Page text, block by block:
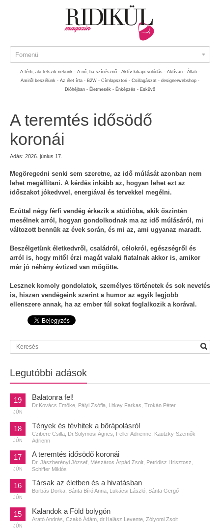
Fomenü
A férfi, aki tetszik nekünk - A nő, ha színésznő - Aktív kikapcsolódás - Aktívan - Állati -
Amiről beszélünk - Az élet írta - B2W - Címlapsztori - Csillagászat - designerwebshop -
Dióhéjban - Életmesék - Énképzés - Esküvő
A teremtés idősödő
koronái
Adás: 2026. június 17.
Megöregedni senki sem szeretne, az idő múlását azonban nem
lehet megállítani. A kérdés inkább az, hogyan lehet ezt az
időszakot jókedvvel, energiával és tervekkel megélni.
Ezúttal négy férfi vendég érkezik a stúdióba, akik őszintén
mesélnek arról, hogyan gondolkodnak ma az idő múlásáról, mi
változott bennük az évek során, és mi az, ami ugyanaz maradt.
Beszélgetünk életkedvről, családról, célokról, egészségről és
arról is, hogy mitől érzi magát valaki fiatalnak akkor is, amikor
már jó néhány évtized van mögötte.
Lesznek komoly gondolatok, személyes történetek és sok nevetés
is, hiszen vendégeink szerint a humor az egyik legjobb
ellenszere annak, ha az ember túl sokat foglalkozik a korával.
Legutóbbi adások
19
JÚN
Balatonra fel!
Dr.Kovács Emőke, Pályi Zsófia, Litkey Farkas, Trokán Péter
18
JÚN
Tények és tévhitek a bőrápolásról
Czibere Csilla, Dr.Solymosi Ágnes, Feller Adrienne, Kautzky-Szemők
Adrienn
17
JÚN
A teremtés idősödő koronái
Dr. Jászberényi József, Mészáros Árpád Zsolt, Petridisz Hrisztosz,
Schiffer Miklós
16
JÚN
Társak az életben és a hivatásban
Borbás Dorka, Sánta Bíró Anna, Lukácsi László, Sánta Gergő
15
JÚN
Kalandok a Föld bolygón
Arató András, Czakó Ádám, dr.Halász Levente, Zólyomi Zsolt